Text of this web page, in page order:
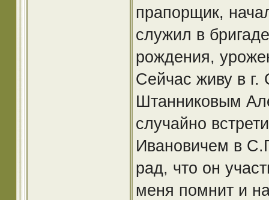
прапорщик,
служил в
рождения,
Сейчас живу в г.
Штанниковым
случайно
Ивановичем в
рад, что он
меня помнит и